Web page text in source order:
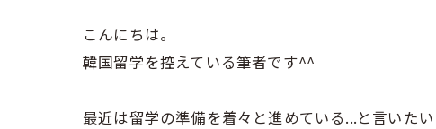
こんにちは。
韓国留学を控えている筆者です^^
最近は留学の準備を着々と進めている...と言いた